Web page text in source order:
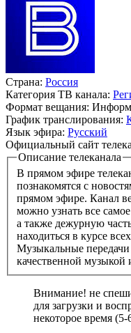
Страна: Россия
Категория ТВ канала:
Формат вещания:
График транслирования:
Язык эфира: Русский
Официальный сайт
Описание телеканала
В прямом эфире
познакомятся с
прямом эфире. Канал
можно узнать все
а также дежурную
находиться в курсе
Музыкальные передачи
качественной музыкой
Внимание! не
для загрузки и
некоторое время (5-